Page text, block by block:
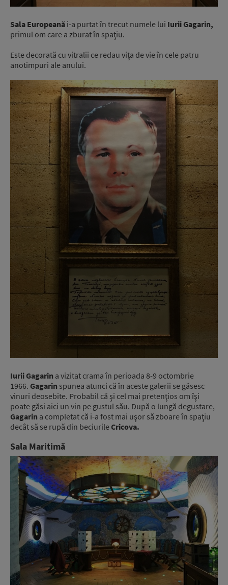
Sala Europeană i-a purtat în trecut numele lui Iurii Gagarin,
primul om care a zburat în spaţiu.
Este decorată cu vitralii ce redau viţa de vie în cele patru
anotimpuri ale anului.
Iurii Gagarin a vizitat crama în perioada 8-9 octombrie
1966. Gagarin spunea atunci că în aceste galerii se găsesc
vinuri deosebite. Probabil că şi cel mai pretenţios om îşi
poate găsi aici un vin pe gustul său. După o lungă degustare,
Gagarin a completat că i-a fost mai uşor să zboare în spaţiu
decât să se rupă din beciurile Cricova.
Sala Maritimă